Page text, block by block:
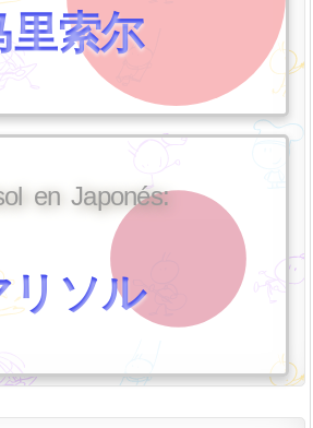
里索尔
en Japonés:
リソル